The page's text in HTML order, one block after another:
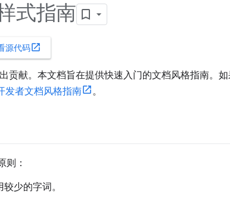
式指南
源代码open_in_new
贡献。本文档旨在提供快速入门的文档风格指南。
发者文档风格指南 。
则：
少的字词。